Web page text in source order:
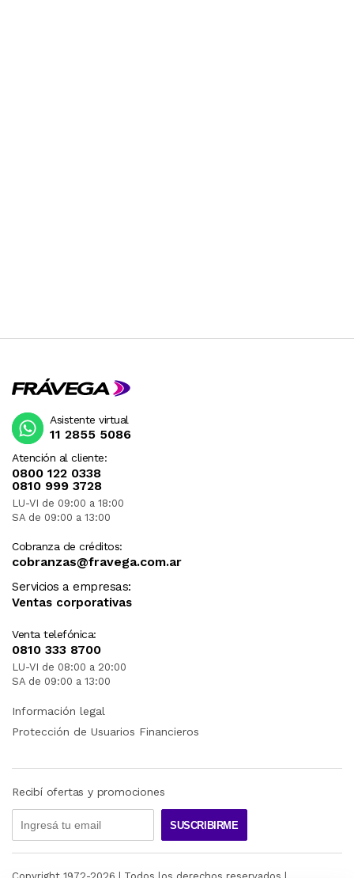
Atención al cliente:
0800 122 0338
0810 999 3728
LU-VI de 09:00 a 18:00
SA de 09:00 a 13:00
Cobranza de créditos:
cobranzas@fravega.com.ar
Servicios a empresas:
Ventas corporativas
Venta telefónica:
0810 333 8700
LU-VI de 08:00 a 20:00
SA de 09:00 a 13:00
Asistente virtual
11 2855 5086
Información legal
Protección de Usuarios Financieros
Recibí ofertas y promociones
SUSCRIBIRME